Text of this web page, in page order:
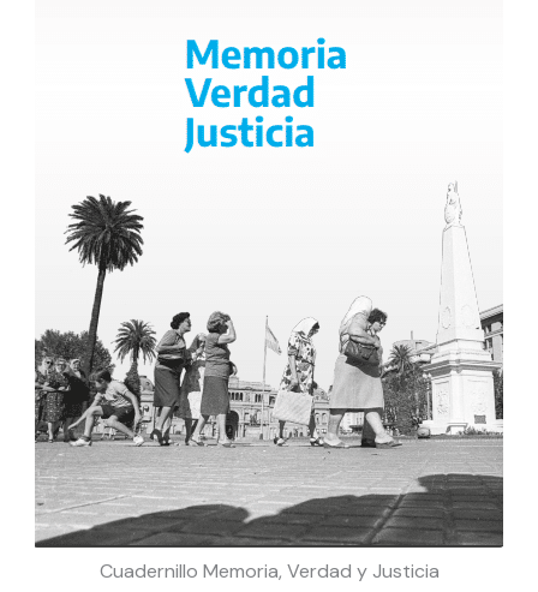
Cuadernillo Memoria, Verdad y Justicia